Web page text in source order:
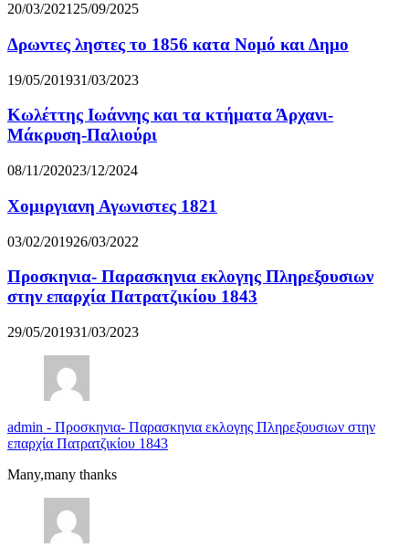
20/03/2021 25/09/2025
Δρωντες ληστες το 1856 κατα Νομό και Δημο
19/05/201931/03/2023
Κωλέττης Ιωάννης και τα κτήματα Άρχανι-
Μάκρυση-Παλιούρι
08/11/202023/12/2024
Χομιργιανη Αγωνιστες 1821
03/02/201926/03/2022
Προσκηνια- Παρασκηνια εκλογης Πληρεξουσιων
στην επαρχία Πατρατζικίου 1843
29/05/201931/03/2023
admin - Προσκηνια- Παρασκηνια εκλογης Πληρεξουσιων στην
επαρχία Πατρατζικίου 1843
Many,many thanks